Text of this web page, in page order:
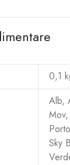
0,1
Alb,
Sky